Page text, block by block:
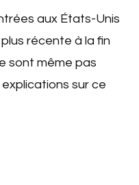
aux États-Unis
récente à la fin
sont même pas
sur ce